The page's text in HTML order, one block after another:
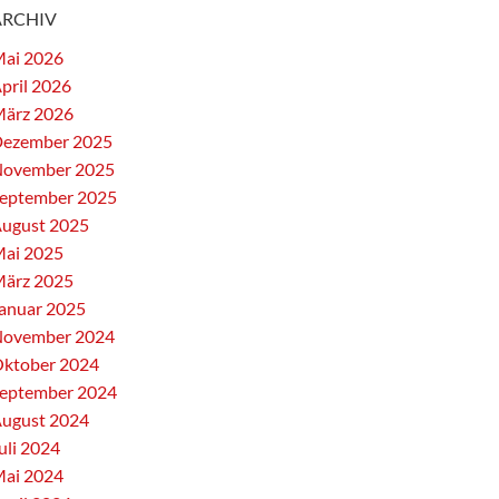
2026
2026
2026
2025
2025
2025
2025
2025
2025
2025
2024
2024
2024
2024
2024
2024